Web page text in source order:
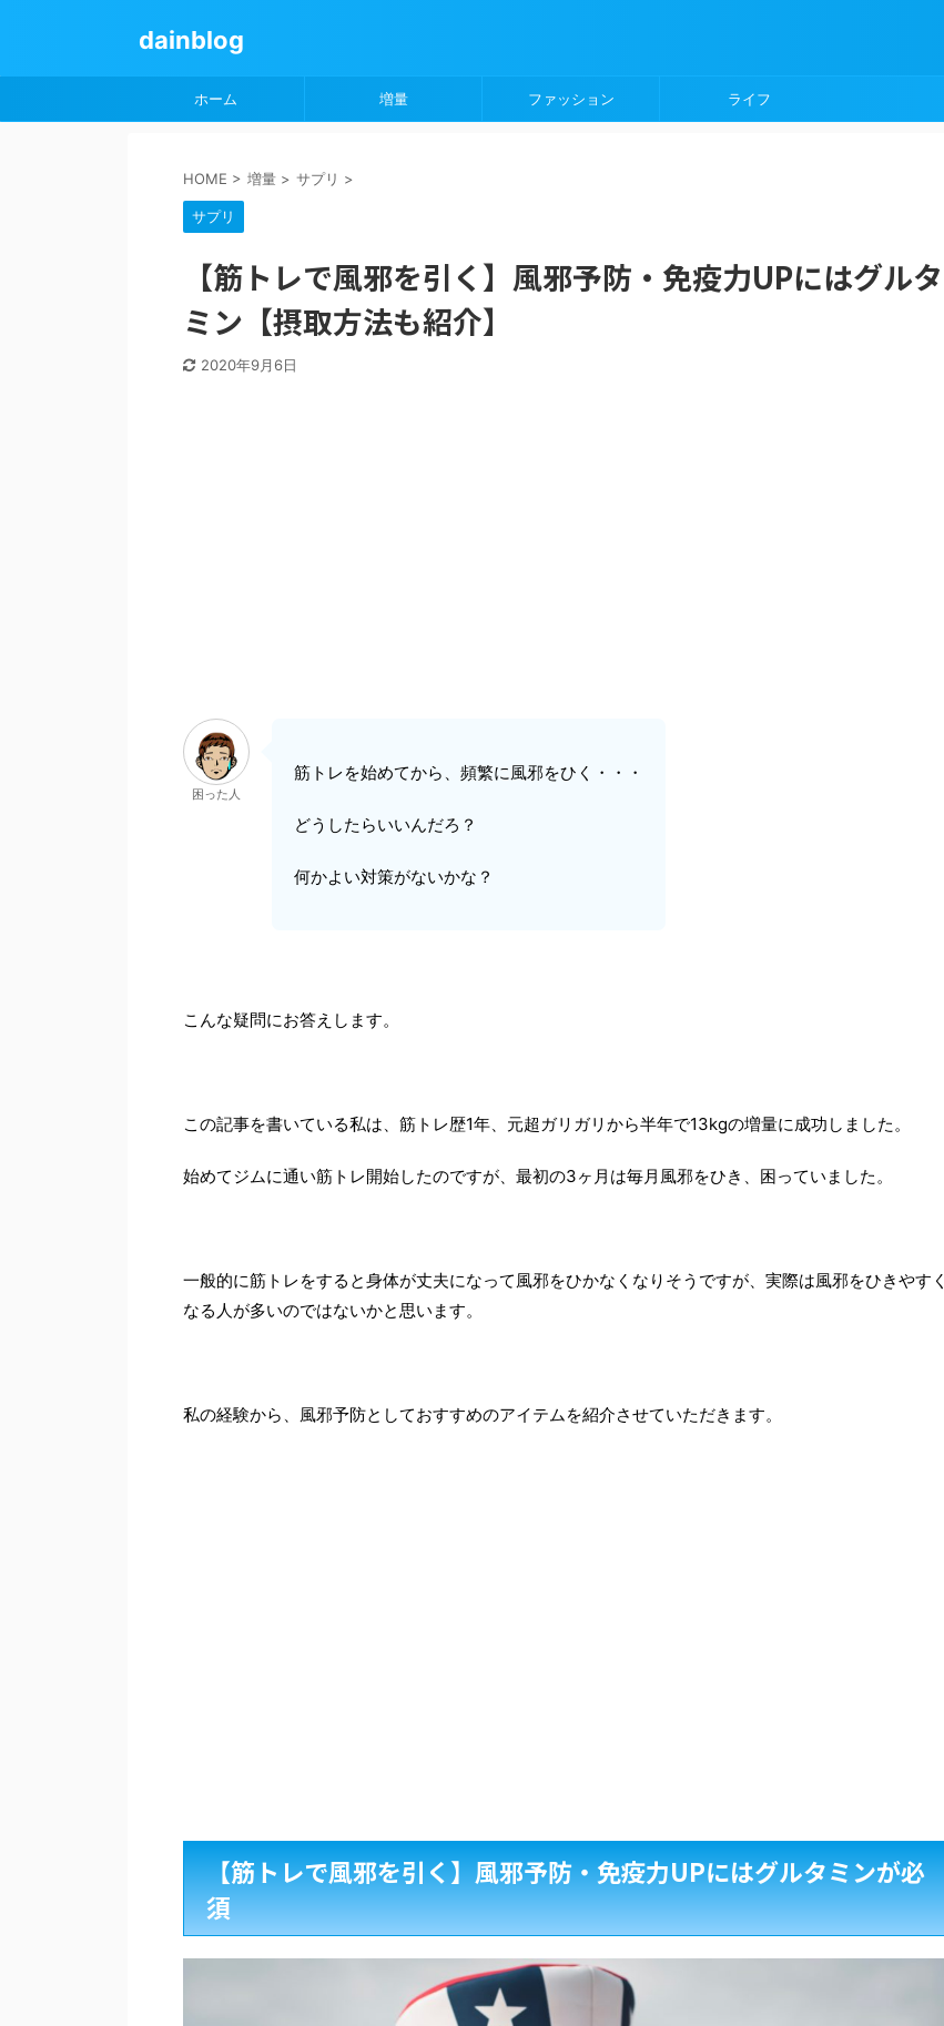
dainblog
ホーム 増量 ファッション ライフ
HOME > 増量 > サプリ >
サプリ
【筋トレで風邪を引く】風邪予防・免疫力UPにはグルタ
ミン【摂取方法も紹介】
2020年9月6日
困った人
筋トレを始めてから、頻繁に風邪をひく・・・
どうしたらいいんだろ？
何かよい対策がないかな？
こんな疑問にお答えします。
この記事を書いている私は、筋トレ歴1年、元超ガリガリから半年で13kgの増量に成功しました。
始めてジムに通い筋トレ開始したのですが、最初の3ヶ月は毎月風邪をひき、困っていました。
一般的に筋トレをすると身体が丈夫になって風邪をひかなくなりそうですが、実際は風邪をひきやすく
なる人が多いのではないかと思います。
私の経験から、風邪予防としておすすめのアイテムを紹介させていただきます。
【筋トレで風邪を引く】風邪予防・免疫力UPにはグルタミンが必
須